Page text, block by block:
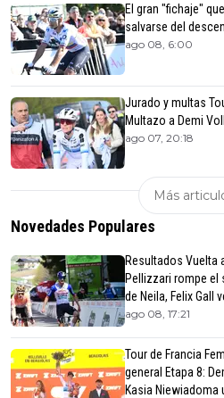
El gran "fichaje"
salvarse del
ago 08, 6:00
Jurado y multas
Multazo a Demi
ago 07, 20:18
Más
Novedades Populares
Resultados Vuelta
Pellizzari rompe el
de Neila, Felix Gall
ago 08, 17:21
Tour de Francia
general Etapa 8:
Kasia Niewiadoma